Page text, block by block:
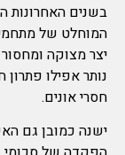
בשנים האחרונות
המוחלט של
יצר מצוקה
נותר אפילו
חסרי אונים.
ישנה כמובן גם